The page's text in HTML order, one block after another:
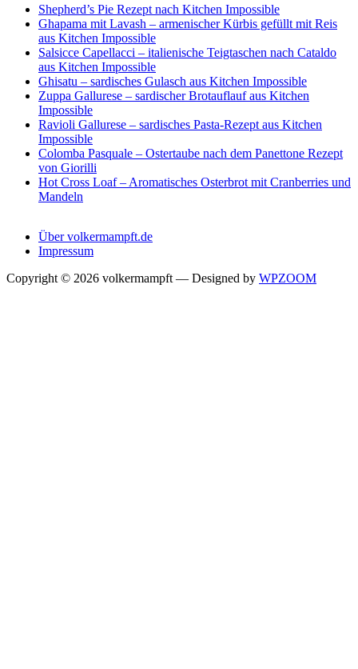
Shepherd’s Pie Rezept nach Kitchen Impossible
Ghapama mit Lavash – armenischer Kürbis gefüllt mit Reis
aus Kitchen Impossible
Salsicce Capellacci – italienische Teigtaschen nach Cataldo
aus Kitchen Impossible
Ghisatu – sardisches Gulasch aus Kitchen Impossible
Zuppa Gallurese – sardischer Brotauflauf aus Kitchen
Impossible
Ravioli Gallurese – sardisches Pasta-Rezept aus Kitchen
Impossible
Colomba Pasquale – Ostertaube nach dem Panettone Rezept
von Giorilli
Hot Cross Loaf – Aromatisches Osterbrot mit Cranberries und
Mandeln
Über volkermampft.de
Impressum
Copyright © 2026 volkermampft — Designed by WPZOOM